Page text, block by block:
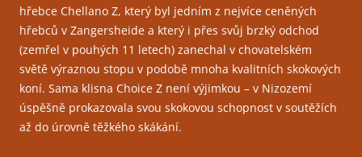
hřebce Chellano Z, který byl jedním z nejvíce ceněných
hřebců v Zangersheide a který i přes svůj brzký odchod
(zemřel v pouhých 11 letech) zanechal v chovatelském
světě výraznou stopu v podobě mnoha kvalitních skokových
koní. Sama klisna Choice Z není výjimkou – v Nizozemí
úspěšně prokazovala svou skokovou schopnost v soutěžích
až do úrovně těžkého skákání.